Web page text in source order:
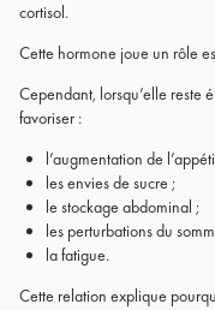
cortisol.
Cette hormone joue un rôle
Cependant, lorsqu’elle reste
favoriser :
l’augmentation de
les envies de sucre ;
le stockage abdominal ;
les perturbations du
la fatigue.
Cette relation explique